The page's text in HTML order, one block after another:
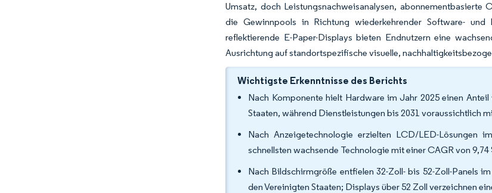
Umsatz, doch Leistungsnachweisanalysen, abonnementbasierte
die Gewinnpools in Richtung wiederkehrender Software- und
reflektierende E-Paper-Displays bieten Endnutzern eine
Ausrichtung auf standortspezifische visuelle,
Wichtigste Erkenntnisse des Berichts
Nach Komponente hielt Hardware im Jahr 2025 einen
Staaten, während Dienstleistungen bis 2031 voraussichtlich
Nach Anzeigetechnologie erzielten LCD/LED-
schnellsten wachsende Technologie mit einer CAGR von 9,74
Nach Bildschirmgröße entfielen 32-Zoll- bis 52-Zoll-Panels
den Vereinigten Staaten; Displays über 52 Zoll verzeichnen